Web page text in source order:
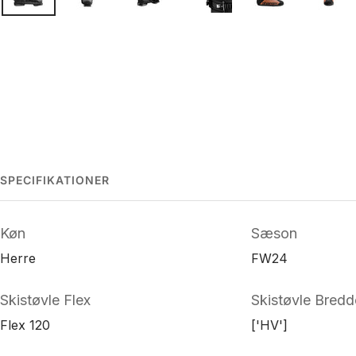
SPECIFIKATIONER
Køn
Herre
Sæson
FW24
Skistøvle Flex
Flex 120
Skistøvle
['HV']